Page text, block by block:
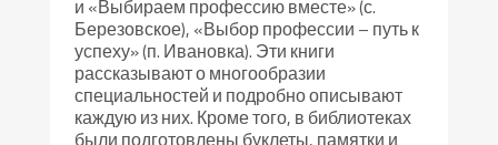
и «Выбираем профессию вместе» (с.
Березовское), «Выбор профессии – путь к
успеху» (п. Ивановка). Эти книги
рассказывают о многообразии
специальностей и подробно описывают
каждую из них. Кроме того, в библиотеках
были подготовлены буклеты, памятки и